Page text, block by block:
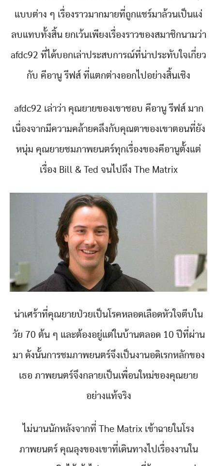
แบบต่าง ๆ เรื่องราวมากมายที่ถูกแชร์มาล้วนเป็นแง่
ลบแทบทั้งสิ้น ยกเว้นเพียงเรื่องราวของสมาชิกนามว่า
afdc92 ที่ได้บอกเล่าประสบการณ์ที่น่าประทับใจเกี่ยว
กับ คีอานู รีฟส์ ที่แตกต่างออกไปอย่างสิ้นเชิง
afdc92 เล่าว่า คุณยายของเขาชอบ คีอานู รีฟส์ มาก
เนื่องจากมีความคล้ายคลึงกับคุณตาของเขาตอนที่ยัง
หนุ่ม คุณยายชมภาพยนตร์ทุกเรื่องของคีอานูตั้งแต่
เรื่อง Bill & Ted จนไปถึง The Matrix
น่าเศร้าที่คุณยายป่วยเป็นโรคหลอดเลือดหัวใจตีบใน
วัย 70 ต้น ๆ และต้องอยู่แต่ในบ้านตลอด 10 ปีที่ผ่าน
มา ดังนั้นการชมภาพยนตร์จึงเป็นงานอดิเรกหลักของ
เธอ ภาพยนตร์จึงกลายเป็นเพื่อนใหม่ของคุณยาย
อย่างแท้จริง
ไม่นานนักหลังจากที่ The Matrix เข้าฉายในโรง
ภาพยนตร์ คุณลุงของเขาที่เดินทางไปเรื่องงานใน